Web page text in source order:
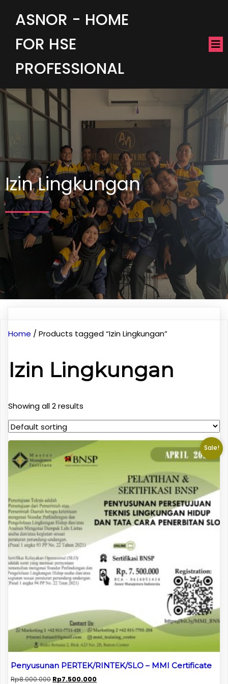
ASNOR - HOME
FOR HSE
PROFESSIONAL
Izin Lingkungan
Home / Products tagged “Izin Lingkungan”
Izin Lingkungan
Showing all 2 results
Sale!
Penyusunan PERTEK/RINTEK/SLO – MMI Certificate
Rp8.000.000 Original
Rp7.500.000Current